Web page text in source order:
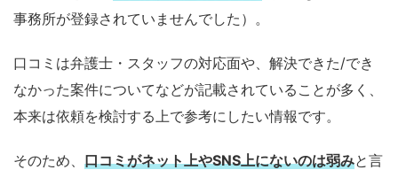
事務所が登録されていませんでした）。
口コミは弁護士・スタッフの対応面や、解決できた/でき
なかった案件についてなどが記載されていることが多く、
本来は依頼を検討する上で参考にしたい情報です。
そのため、 口コミがネット上やSNS上にないのは弱みと言